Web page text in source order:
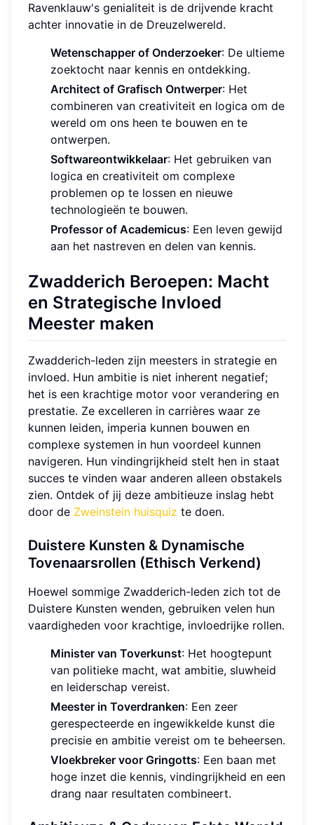
Ravenklauw's genialiteit is de drijvende kracht
achter innovatie in de Dreuzelwereld.
Wetenschapper of Onderzoeker: De ultieme
zoektocht naar kennis en ontdekking.
Architect of Grafisch Ontwerper: Het
combineren van creativiteit en logica om de
wereld om ons heen te bouwen en te
ontwerpen.
Softwareontwikkelaar: Het gebruiken van
logica en creativiteit om complexe
problemen op te lossen en nieuwe
technologieën te bouwen.
Professor of Academicus: Een leven gewijd
aan het nastreven en delen van kennis.
Zwadderich Beroepen: Macht
en Strategische Invloed
Meester maken
Zwadderich-leden zijn meesters in strategie en
invloed. Hun ambitie is niet inherent negatief;
het is een krachtige motor voor verandering en
prestatie. Ze excelleren in carrières waar ze
kunnen leiden, imperia kunnen bouwen en
complexe systemen in hun voordeel kunnen
navigeren. Hun vindingrijkheid stelt hen in staat
succes te vinden waar anderen alleen obstakels
zien. Ontdek of jij deze ambitieuze inslag hebt
door de Zweinstein huisquiz te doen.
Duistere Kunsten & Dynamische
Tovenaarsrollen (Ethisch Verkend)
Hoewel sommige Zwadderich-leden zich tot de
Duistere Kunsten wenden, gebruiken velen hun
vaardigheden voor krachtige, invloedrijke rollen.
Minister van Toverkunst: Het hoogtepunt
van politieke macht, wat ambitie, sluwheid
en leiderschap vereist.
Meester in Toverdranken: Een zeer
gerespecteerde en ingewikkelde kunst die
precisie en ambitie vereist om te beheersen.
Vloekbreker voor Gringotts: Een baan met
hoge inzet die kennis, vindingrijkheid en een
drang naar resultaten combineert.